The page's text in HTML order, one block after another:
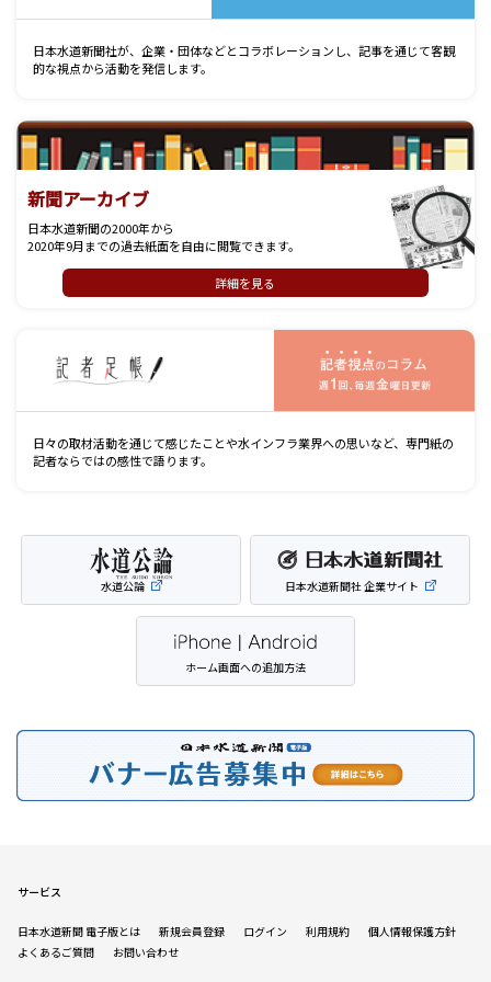
日本水道新聞社が、企業・団体などとコラボレーションし、記事を通じて客観
的な視点から活動を発信します。
新聞アーカイブ
日本水道新聞の2000年から
2020年9月までの過去紙面を自由に閲覧できます。
詳細を見る
日々の取材活動を通じて感じたことや水インフラ業界への思いなど、専門紙の
記者ならではの感性で語ります。
水道公論 日本水道新聞社 企業サイト
ホーム画面への追加方法
サービス
日本水道新聞 電子版とは 新規会員登録 ログイン 利用規約
個人情報保護方針
よくあるご質問
お問い合わせ